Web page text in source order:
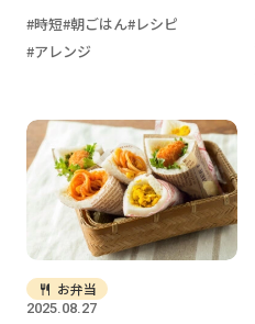
時短 朝ごはん レシピ
アレンジ
2025.08.27
お弁当